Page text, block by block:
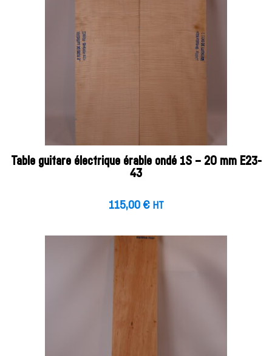
Table guitare électrique érable ondé 1S – 20 mm E23-
43
115,00 € HT